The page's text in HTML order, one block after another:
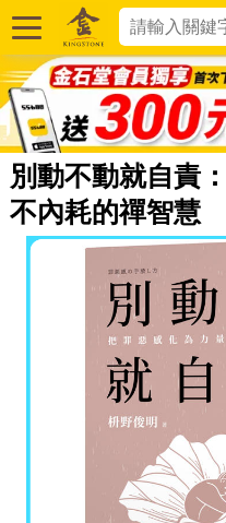
別動不動就自責
不內耗的禪智慧